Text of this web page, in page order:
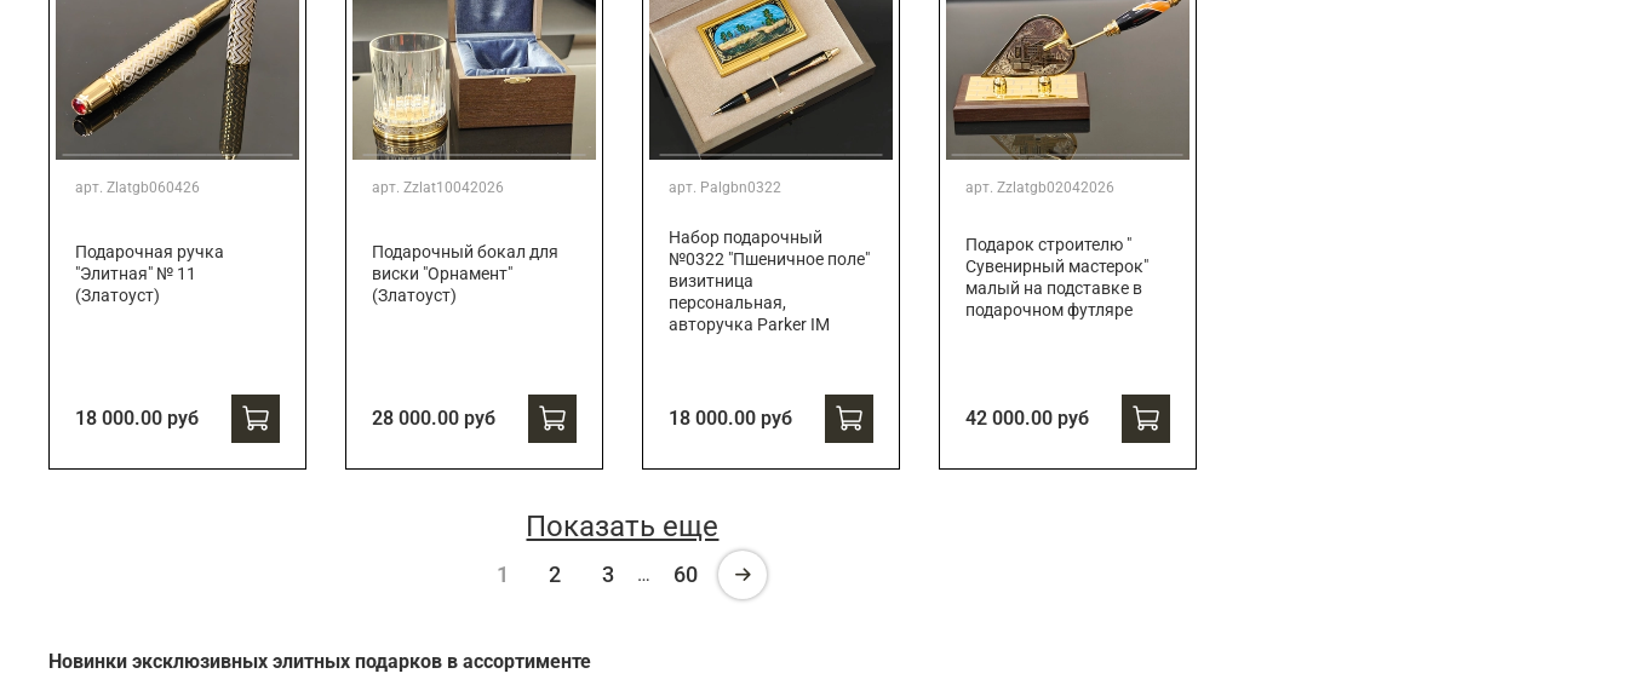
арт. Zlatgb060426
Подарочная ручка
"Элитная" № 11
(Златоуст)
18 000.00 руб
арт. Zzlat10042026
Подарочный бокал для
виски "Орнамент"
(Златоуст)
28 000.00 руб
арт. Palgbn0322
Набор подарочный
№0322 "Пшеничное поле"
визитница
персональная,
авторучка Parker IM
18 000.00 руб
арт. Zzlatgb02042026
Подарок строителю "
Сувенирный мастерок"
малый на подставке в
подарочном футляре
42 000.00 руб
Показать еще
1 2 3 … 60
Новинки эксклюзивных элитных подарков в ассортименте